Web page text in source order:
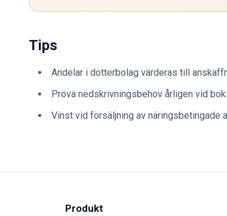
Tips
Andelar i dotterbolag värderas till
Pröva nedskrivningsbehov årligen vid
Vinst vid försäljning av näringsbetingade
Produkt